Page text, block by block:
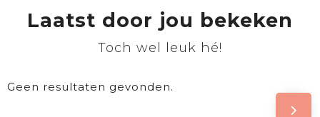
Laatst door jou bekeken
Toch wel leuk hé!
Geen resultaten gevonden.